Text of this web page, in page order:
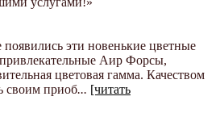
эти новенькие цветные
Аир Форсы,
цветовая гамма. Качеством
своим приоб... [читать